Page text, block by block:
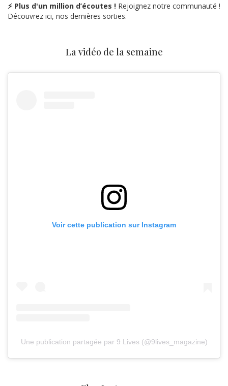
⚡ Plus d'un million d’écoutes ! Rejoignez notre communauté !
Découvrez ici, nos dernières sorties.
La vidéo de la semaine
Voir cette publication sur Instagram
Une publication partagée par 9 Lives (@9lives_magazine)